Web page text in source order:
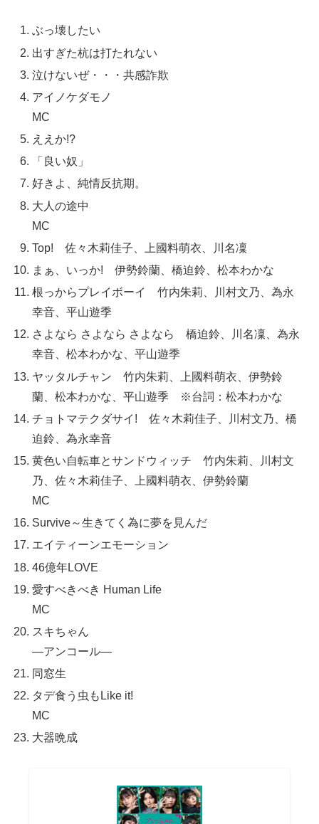
ぶっ壊したい
出すぎた杭は打たれない
泣けないぜ・・・共感詐欺
アイノケダモノ
MC
ええか!?
「良い奴」
好きよ、純情反抗期。
大人の途中
MC
Top! 佐々木莉佳子、上國料萌衣、川名凜
まぁ、いっか! 伊勢鈴蘭、橋迫鈴、松本わかな
根っからプレイボーイ 竹内朱莉、川村文乃、為永
幸音、平山遊季
さよなら さよなら さよなら 橋迫鈴、川名凜、為永
幸音、松本わかな、平山遊季
ヤッタルチャン 竹内朱莉、上國料萌衣、伊勢鈴
蘭、松本わかな、平山遊季 ※台詞：松本わかな
チョトマテクダサイ! 佐々木莉佳子、川村文乃、橋
迫鈴、為永幸音
黄色い自転車とサンドウィッチ 竹内朱莉、川村文
乃、佐々木莉佳子、上國料萌衣、伊勢鈴蘭
MC
Survive～生きてく為に夢を見んだ
エイティーンエモーション
46億年LOVE
愛すべきべき Human Life
MC
スキちゃん
—アンコール—
同窓生
タデ食う虫もLike it!
MC
大器晩成